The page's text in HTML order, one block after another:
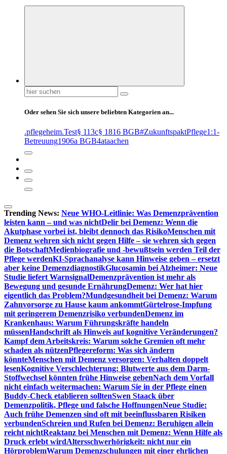
Suchen
nach:
Oder sehen Sie sich unsere beliebten Kategorien an...
.pflegeheim.Test§ 113c§ 1816 BGB#ZukunftspaktPflege1:1-
Betreuung1906a BGB4ataachen
Trending News: Neue WHO-Leitlinie: Was Demenzprävention
leisten kann – und was nichtDelir bei Demenz: Wenn die
Akutphase vorbei ist, bleibt dennoch das RisikoMenschen mit
Demenz wehren sich nicht gegen Hilfe – sie wehren sich gegen
die BotschaftMedienbiografie und -bewußtsein werden Teil der
Pflege werdenKI-Sprachanalyse kann Hinweise geben – ersetzt
aber keine DemenzdiagnostikGlucosamin bei Alzheimer: Neue
Studie liefert WarnsignalDemenzprävention ist mehr als
Bewegung und gesunde ErnährungDemenz: Wer hat hier
eigentlich das Problem?Mundgesundheit bei Demenz: Warum
Zahnvorsorge zu Hause kaum ankommtGürtelrose-Impfung
mit geringerem Demenzrisiko verbundenDemenz im
Krankenhaus: Warum Führungskräfte handeln
müssenHandschrift als Hinweis auf kognitive Veränderungen?
Kampf dem Arbeitskreis: Warum solche Gremien oft mehr
schaden als nützenPflegereform: Was sich ändern
könnteMenschen mit Demenz versorgen: Verhalten doppelt
lesenKognitive Verschlechterung: Blutwerte aus dem Darm-
Stoffwechsel könnten frühe Hinweise gebenNach dem Vorfall
nicht einfach weitermachen: Warum Sie in der Pflege einen
Buddy-Check etablieren solltenSwen Staack über
Demenzpolitik, Pflege und falsche HoffnungenNeue Studie:
Auch frühe Demenzen sind oft mit beeinflussbaren Risiken
verbundenSchreien und Rufen bei Demenz: Beruhigen allein
reicht nichtReaktanz bei Menschen mit Demenz: Wenn Hilfe als
Druck erlebt wirdAltersschwerhörigkeit: nicht nur ein
HörproblemWarum Demenzschulungen mit einer ehrlichen